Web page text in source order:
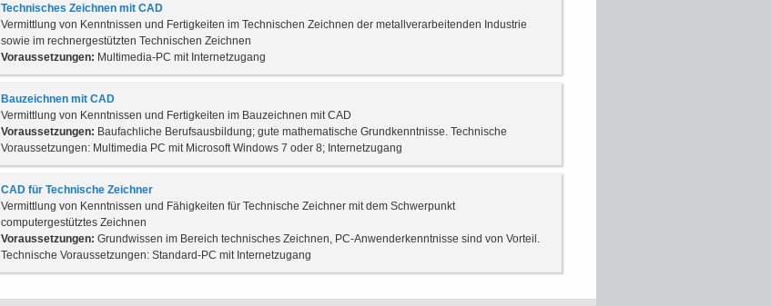
Technisches Zeichnen mit CAD
Vermittlung von Kenntnissen und Fertigkeiten im Technischen Zeichnen der metallverarbeitenden Industrie
sowie im rechnergestützten Technischen Zeichnen
Voraussetzungen: Multimedia-PC mit Internetzugang
Bauzeichnen mit CAD
Vermittlung von Kenntnissen und Fertigkeiten im Bauzeichnen mit CAD
Voraussetzungen: Baufachliche Berufsausbildung; gute mathematische Grundkenntnisse. Technische
Voraussetzungen: Multimedia PC mit Microsoft Windows 7 oder 8; Internetzugang
CAD für Technische Zeichner
Vermittlung von Kenntnissen und Fähigkeiten für Technische Zeichner mit dem Schwerpunkt
computergestütztes Zeichnen
Voraussetzungen: Grundwissen im Bereich technisches Zeichnen, PC-Anwenderkenntnisse sind von Vorteil.
Technische Voraussetzungen: Standard-PC mit Internetzugang